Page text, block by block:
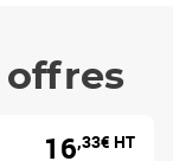
offres
16,33€ HT